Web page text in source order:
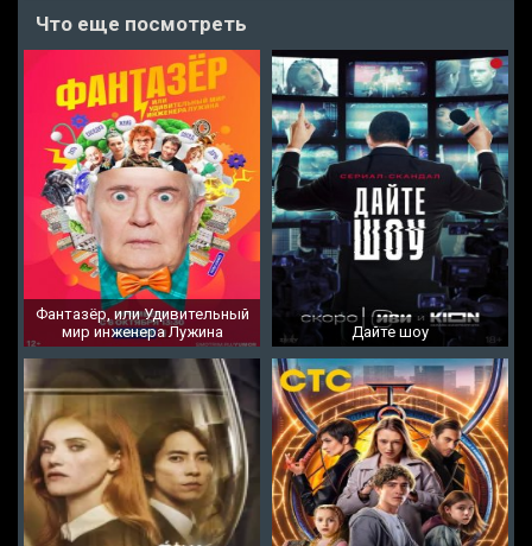
Что еще посмотреть
Фантазёр, или Удивительный
мир инженера Лужина
Дайте шоу